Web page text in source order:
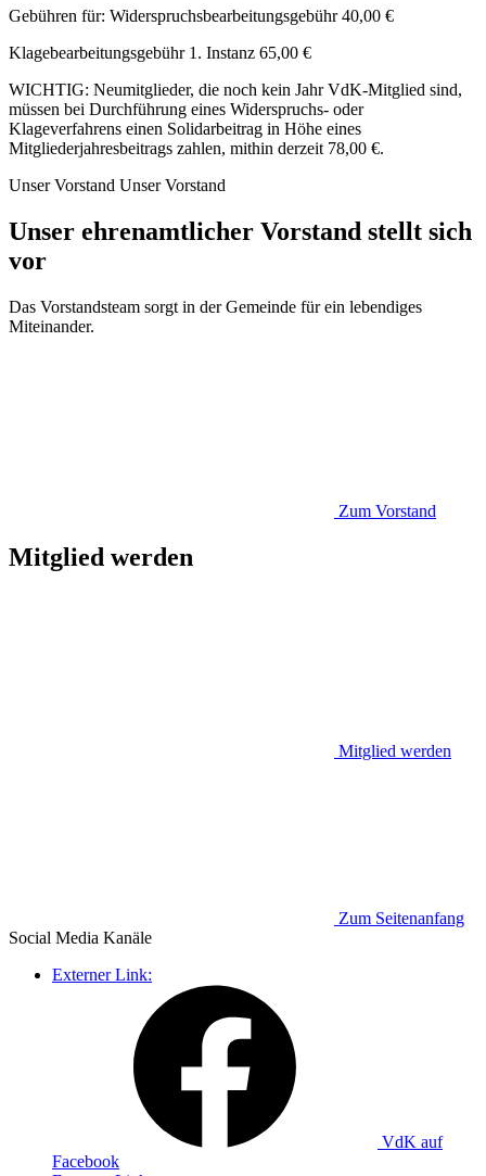
Gebühren für: Widerspruchsbearbeitungsgebühr 40,00 €
Klagebearbeitungsgebühr 1. Instanz 65,00 €
WICHTIG: Neumitglieder, die noch kein Jahr VdK-Mitglied sind,
müssen bei Durchführung eines Widerspruchs- oder
Klageverfahrens einen Solidarbeitrag in Höhe eines
Mitgliederjahresbeitrags zahlen, mithin derzeit 78,00 €.
Unser Vorstand Unser Vorstand
Unser ehrenamtlicher Vorstand stellt sich
vor
Das Vorstandsteam sorgt in der Gemeinde für ein lebendiges
Miteinander.
Zum Vorstand
Mitglied werden
Mitglied werden
Zum Seitenanfang
Social Media Kanäle
Externer Link:
VdK auf
Facebook